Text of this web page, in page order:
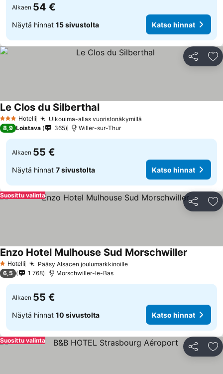
Alkaen 54 €
Näytä hinnat 15 sivustolta Katso hinnat
Jaa
3 Tähtiluokitus
Hotelli Ulkouima-allas vuoristonäkymillä
Le Clos du SilberthalKatso hinnat
8,9 Loistava 365 Willer-sur-Thur
Alkaen 55 €
Näytä hinnat 7 sivustolta Katso hinnat
Jaa
Suosittu valinta
1 Tähtiluokitus
Hotelli Pääsy Alsacen joulumarkkinoilleKatso hinnat
Enzo Hotel Mulhouse Sud Morschwiller
6,5 1 768 Morschwiller-le-Bas
Alkaen 55 €
Näytä hinnat 10 sivustolta Katso hinnat
Jaa
Suosittu valinta